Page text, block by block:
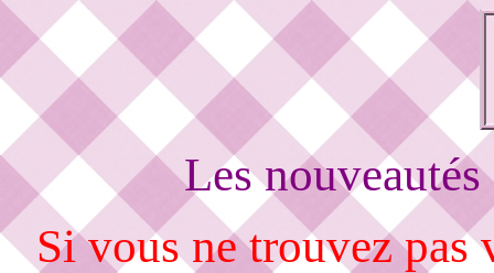
Les
Si vous ne trouvez pas